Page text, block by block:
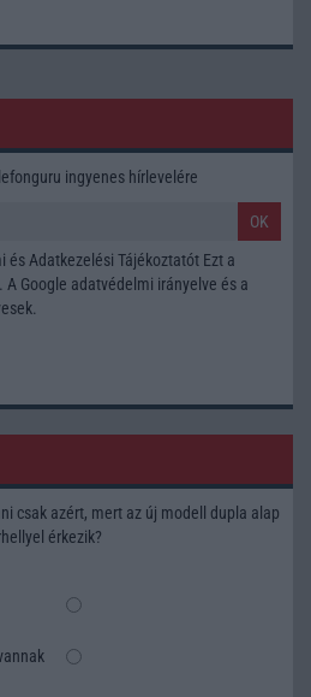
ingyenes hírlevelére
OK
és Adatkezelési Tájékoztatót Ezt a
A Google adatvédelmi irányelve és a
csak azért, mert az új modell dupla alap
érkezik?